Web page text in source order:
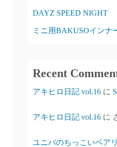
DAYZ SPEED NIGHT
ミニ用BAKUSOインナ
Recent
アキヒロ日記 vol.16 に
アキヒロ日記 vol.16 に
ユニバのちっこいベア